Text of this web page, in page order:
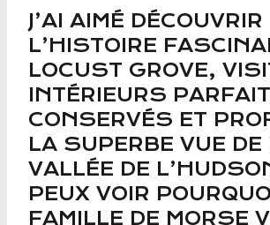
J’AI AIMÉ DÉCOUVRIR
L’HISTOIRE
LOCUST GROVE,
INTÉRIEURS
CONSERVÉS ET
LA SUPERBE VUE DE
VALLÉE DE
PEUX VOIR
FAMILLE DE MORSE